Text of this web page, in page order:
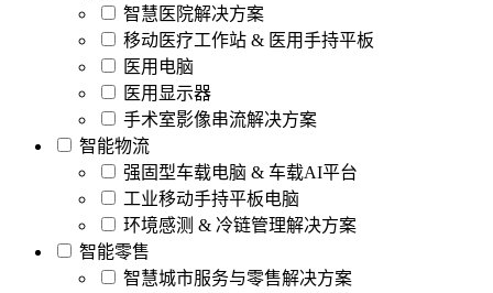
智慧医院解决方案
移动医疗工作站 & 医用手持平板
医用电脑
医用显示器
手术室影像串流解决方案
智能物流
强固型车载电脑 & 车载AI平台
工业移动手持平板电脑
环境感测 & 冷链管理解决方案
智能零售
智慧城市服务与零售解决方案